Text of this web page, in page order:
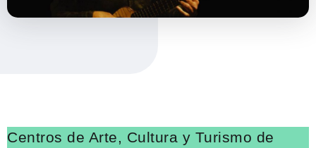
Centros de Arte, Cultura y Turismo de